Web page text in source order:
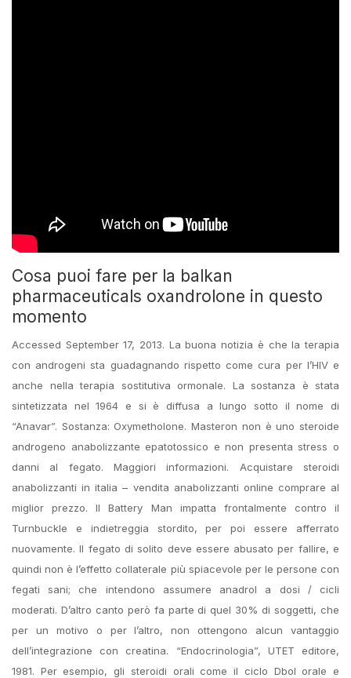
Cosa puoi fare per la balkan
pharmaceuticals oxandrolone in questo
momento
Accessed September 17, 2013. La buona notizia è che la terapia
con androgeni sta guadagnando rispetto come cura per l’HIV e
anche nella terapia sostitutiva ormonale. La sostanza è stata
sintetizzata nel 1964 e si è diffusa a lungo sotto il nome di
“Anavar”. Sostanza: Oxymetholone. Masteron non è uno steroide
androgeno anabolizzante epatotossico e non presenta stress o
danni al fegato. Maggiori informazioni. Acquistare steroidi
anabolizzanti in italia – vendita anabolizzanti online comprare al
miglior prezzo. Il Battery Man impatta frontalmente contro il
Turnbuckle e indietreggia stordito, per poi essere afferrato
nuovamente. Il fegato di solito deve essere abusato per fallire, e
quindi non è l’effetto collaterale più spiacevole per le persone con
fegati sani; che intendono assumere anadrol a dosi / cicli
moderati. D’altro canto però fa parte di quel 30% di soggetti, che
per un motivo o per l’altro, non ottengono alcun vantaggio
dell’integrazione con creatina. “Endocrinologia”, UTET editore,
1981. Per esempio, gli steroidi orali come il ciclo Dbol orale e